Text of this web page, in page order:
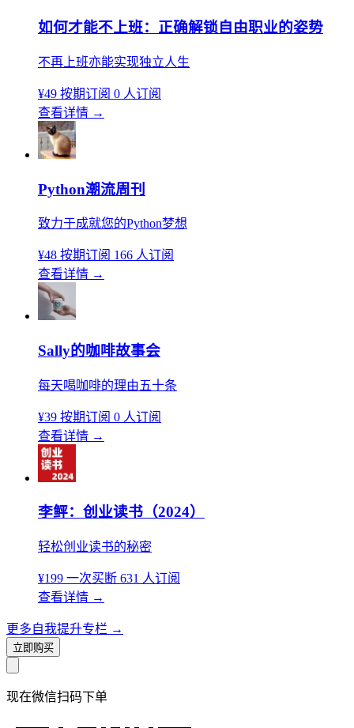
如何才能不上班：正确解锁自由职业的姿势
不再上班亦能实现独立人生
¥49 按期订阅 0 人订阅
查看详情 →
Python潮流周刊
致力于成就您的Python梦想
¥48 按期订阅 166 人订阅
查看详情 →
Sally的咖啡故事会
每天喝咖啡的理由五十条
¥39 按期订阅 0 人订阅
查看详情 →
李鲆：创业读书（2024）
轻松创业读书的秘密
¥199 一次买断 631 人订阅
查看详情 →
更多自我提升专栏 →
立即购买
现在微信扫码下单